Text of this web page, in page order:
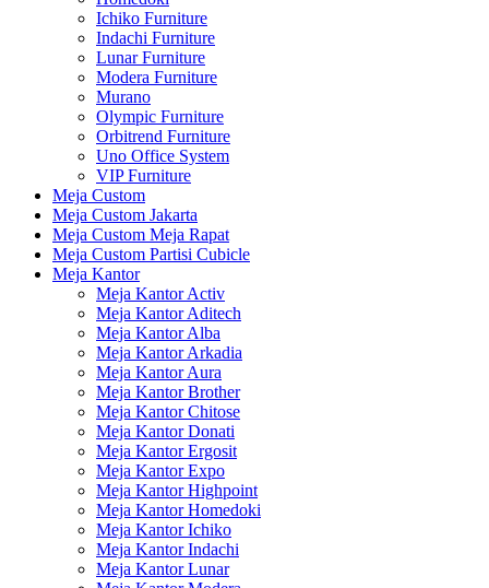
Ichiko Furniture
Indachi Furniture
Lunar Furniture
Modera Furniture
Murano
Olympic Furniture
Orbitrend Furniture
Uno Office System
VIP Furniture
Meja Custom
Meja Custom Jakarta
Meja Custom Meja Rapat
Meja Custom Partisi Cubicle
Meja Kantor
Meja Kantor Activ
Meja Kantor Aditech
Meja Kantor Alba
Meja Kantor Arkadia
Meja Kantor Aura
Meja Kantor Brother
Meja Kantor Chitose
Meja Kantor Donati
Meja Kantor Ergosit
Meja Kantor Expo
Meja Kantor Highpoint
Meja Kantor Homedoki
Meja Kantor Ichiko
Meja Kantor Indachi
Meja Kantor Lunar